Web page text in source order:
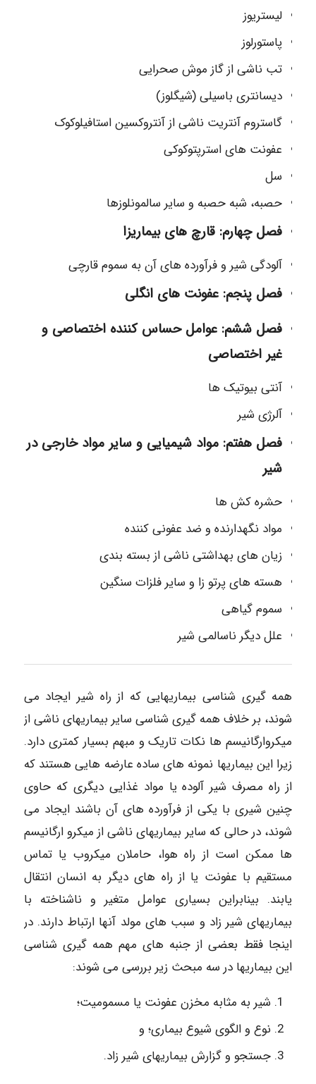
ليستريوز
پاستورلوز
تب ناشی از گاز موش صحرایی
دیسانتری باسیلی (شيگلوز)
گاستروم آنتریت ناشی از آنتروکسین استافیلوکوک
عفونت های استرپتوکوکی
سل
حصبه، شبه حصبه و سایر سالمونلوزها
فصل چهارم: قارچ های بیماریزا
آلودگی شیر و فرآورده های آن به سموم قارچی
فصل پنجم: عفونت های انگلی
فصل ششم: عوامل حساس کننده اختصاصی و
غیر اختصاصی
آنتی بیوتیک ها
آلرژی شیر
فصل هفتم: مواد شیمیایی و سایر مواد خارجی در
شیر
حشره کش ها
مواد نگهدارنده و ضد عفونی کننده
زیان های بهداشتی ناشی از بسته بندی
هسته های پرتو زا و سایر فلزات سنگین
سموم گیاهی
علل دیگر ناسالمی شیر
همه گیری شناسی بیماریهایی که از راه شیر ایجاد می
شوند، بر خلاف همه گیری شناسی سایر بیماریهای ناشی از
میکروارگانیسم ها نکات تاریک و مبهم بسیار کمتری دارد.
زیرا این بیماریها نمونه های ساده عارضه هایی هستند که
از راه مصرف شیر آلوده یا مواد غذایی دیگری که حاوی
چنین شیری با یکی از فرآورده های آن باشند ایجاد می
شوند، در حالی که سایر بیماریهای ناشی از میکرو ارگانیسم
ها ممکن است از راه هوا، حاملان میکروب یا تماس
مستقیم با عفونت یا از راه های دیگر به انسان انتقال
یابند. بینابراین بسیاری عوامل متغیر و ناشناخته با
بیماریهای شیر زاد و سبب های مولد آنها ارتباط دارند. در
اینجا فقط بعضی از جنبه های مهم همه گیری شناسی
این بیماریها در سه مبحث زیر بررسی می شوند:
شیر به مثابه مخزن عفونت یا مسمومیت؛
نوع و الگوی شیوع بیماری؛ و
جستجو و گزارش بیماریهای شیر زاد.